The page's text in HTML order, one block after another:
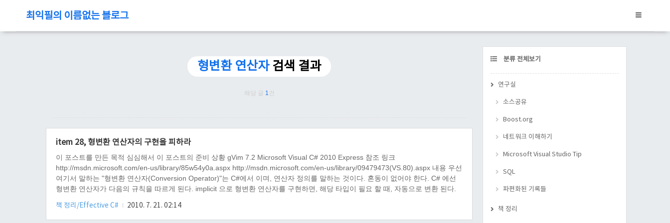
최익필의 이름없는 블로그
형변환 연산자 검색 결과
해당 글 1 건
item 28, 형변환 연산자의 구현을 피하라
이 포스트를 만든 목적 심심해서 이 포스트의 준비 상황 gVim 7.2 Microsoft Visual C# 2010 Express 참조 링크
http://msdn.microsoft.com/en-us/library/85w54y0a.aspx http://msdn.microsoft.com/en-us/library/09479473(VS.80).aspx 내용 우선
여기서 말하는 "형변환 연산자(Conversion Operator)"는 C#에서 이며, 연산자 정의를 말하는 것이다. 혼동이 없어야 한다. C# 에선
형변환 연산자가 다음의 규칙을 따르게 된다. implicit 으로 형변환 연산자를 구현하면, 해당 타입이 필요 할 때, 자동으로 변환 된다.
책 정리/Effective C#
2010. 7. 21. 02:14
CATEGORY
분류 전체보기
연구실
소스공유
Boost.org
네트워크 이해하기
Microsoft Visual Studio Tip
SQL
파편화된 기록들
책 정리